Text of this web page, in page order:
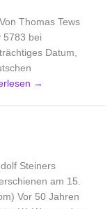
Thomas Tews
5783 bei
Datum,
→
Steiners
am 15.
Vor 50 Jahren